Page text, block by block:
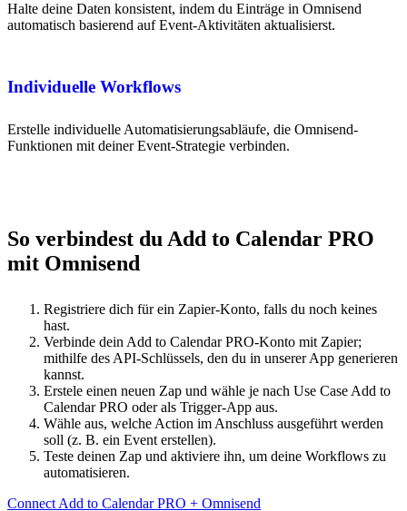
Halte deine Daten konsistent, indem du Einträge in Omnisend
automatisch basierend auf Event-Aktivitäten aktualisierst.
Individuelle Workflows
Erstelle individuelle Automatisierungsabläufe, die Omnisend-
Funktionen mit deiner Event-Strategie verbinden.
So verbindest du Add to Calendar PRO
mit Omnisend
Registriere dich für ein Zapier-Konto, falls du noch keines
hast.
Verbinde dein Add to Calendar PRO-Konto mit Zapier;
mithilfe des API-Schlüssels, den du in unserer App generieren
kannst.
Erstele einen neuen Zap und wähle je nach Use Case Add to
Calendar PRO oder als Trigger-App aus.
Wähle aus, welche Action im Anschluss ausgeführt werden
soll (z. B. ein Event erstellen).
Teste deinen Zap und aktiviere ihn, um deine Workflows zu
automatisieren.
Connect Add to Calendar PRO + Omnisend